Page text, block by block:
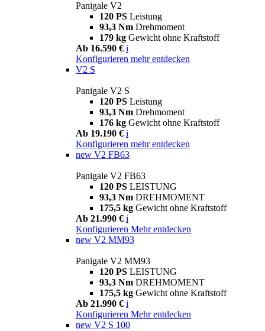
Panigale V2
120 PS Leistung
93,3 Nm Drehmoment
179 kg Gewicht ohne Kraftstoff
Ab 16.590 € i
Konfigurieren mehr entdecken
V2 S
Panigale V2 S
120 PS Leistung
93,3 Nm Drehmoment
176 kg Gewicht ohne Kraftstoff
Ab 19.190 € i
Konfigurieren mehr entdecken
new V2 FB63
Panigale V2 FB63
120 PS LEISTUNG
93,3 Nm DREHMOMENT
175,5 kg Gewicht ohne Kraftstoff
Ab 21.990 € i
Konfigurieren Mehr entdecken
new V2 MM93
Panigale V2 MM93
120 PS LEISTUNG
93,3 Nm DREHMOMENT
175,5 kg Gewicht ohne Kraftstoff
Ab 21.990 € i
Konfigurieren Mehr entdecken
new V2 S 100